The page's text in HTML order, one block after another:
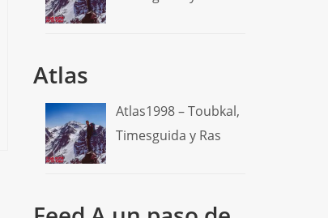
Atlas
Atlas1998 – Toubkal,
Timesguida y Ras